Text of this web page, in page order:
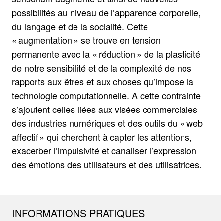
possibilités au niveau de l’apparence corporelle,
du langage et de la socialité. Cette
« augmentation » se trouve en tension
permanente avec la « réduction » de la plasticité
de notre sensibilité et de la complexité de nos
rapports aux êtres et aux choses qu’impose la
technologie computationnelle. A cette contrainte
s’ajoutent celles liées aux visées commerciales
des industries numériques et des outils du « web
affectif » qui cherchent à capter les attentions,
exacerber l’impulsivité et canaliser l’expression
des émotions des utilisateurs et des utilisatrices.
INFORMATIONS PRATIQUES